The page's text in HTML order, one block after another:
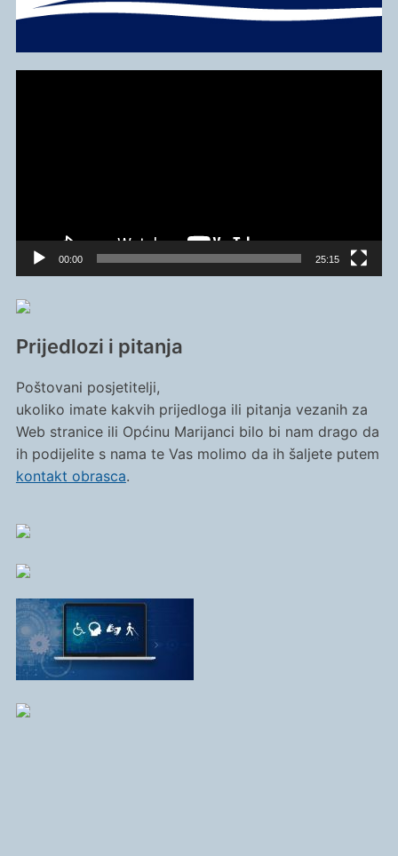
00:00 25:15
Prijedlozi i pitanja
Poštovani posjetitelji,
ukoliko imate kakvih prijedloga ili pitanja vezanih za
Web stranice ili Općinu Marijanci bilo bi nam drago da
ih podijelite s nama te Vas molimo da ih šaljete putem
kontakt obrasca.